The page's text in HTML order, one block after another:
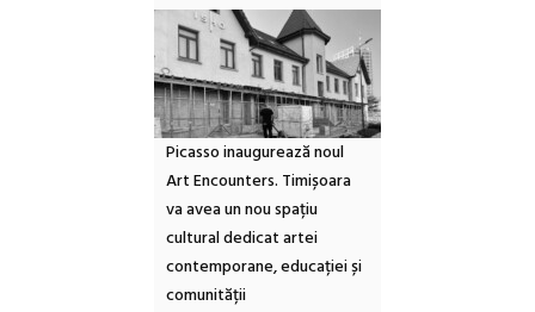
Picasso inaugurează noul
Art Encounters. Timișoara
va avea un nou spațiu
cultural dedicat artei
contemporane, educației și
comunității